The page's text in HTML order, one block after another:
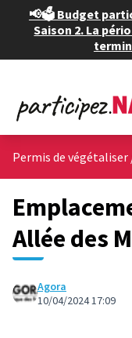
📢🗳️ Budget
Saison 2. La
Permis de végétaliser
Allée des
Agora
10/04/2024 17:09